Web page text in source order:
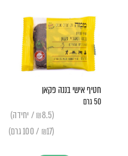
חטיף אישי בננה פקאן
50 גרם
(₪8.5 / יחידה)
(₪17 / 100 גרם)